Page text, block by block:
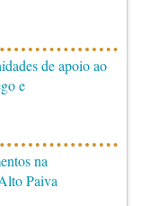
de apoio ao
e
na
Paiva